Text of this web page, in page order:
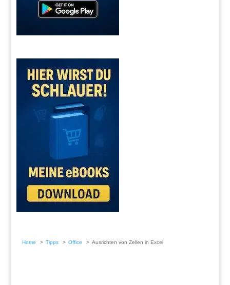
Home Tipps Office Ausrichten von Zellen in Excel